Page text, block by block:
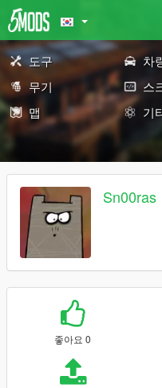
도구 차
무기
스
맵
기
Sn00ras
좋아요 0